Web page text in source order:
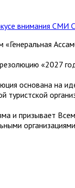
«2027
основана на
и призывает